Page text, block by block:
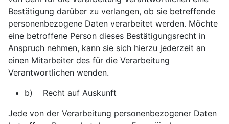
Bestätigung darüber zu verlangen, ob sie betreffende
personenbezogene Daten verarbeitet werden. Möchte
eine betroffene Person dieses Bestätigungsrecht in
Anspruch nehmen, kann sie sich hierzu jederzeit an
einen Mitarbeiter des für die Verarbeitung
Verantwortlichen wenden.
b) Recht auf Auskunft
Jede von der Verarbeitung personenbezogener Daten